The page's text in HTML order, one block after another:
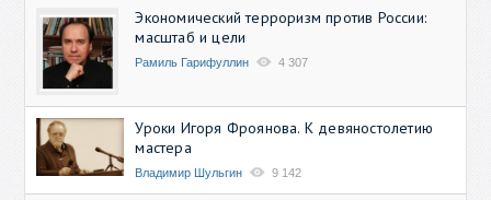
Экономический терроризм против России:
масштаб и цели
Рамиль Гарифуллин 4 307
Уроки Игоря Фроянова. К девяностолетию
мастера
Владимир Шульгин 9 142